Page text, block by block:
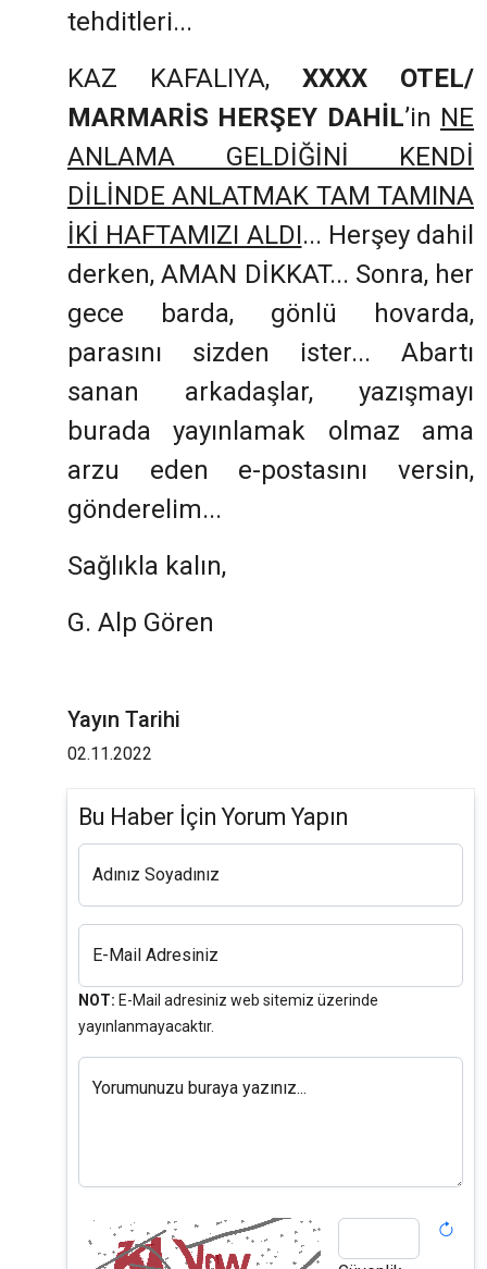
tehditleri...
KAZ KAFALIYA, XXXX OTEL/
MARMARİS HERŞEY DAHİL’in NE
ANLAMA GELDİĞİNİ KENDİ
DİLİNDE ANLATMAK TAM TAMINA
İKİ HAFTAMIZI ALDI... Herşey dahil
derken, AMAN DİKKAT... Sonra, her
gece barda, gönlü hovarda,
parasını sizden ister... Abartı
sanan arkadaşlar, yazışmayı
burada yayınlamak olmaz ama
arzu eden e-postasını versin,
gönderelim...
Sağlıkla kalın,
G. Alp Gören
Yayın Tarihi
02.11.2022
Bu Haber İçin Yorum Yapın
Adınız Soyadınız
E-Mail Adresiniz
NOT: E-Mail adresiniz web sitemiz üzerinde
yayınlanmayacaktır.
Yorumunuzu buraya yazınız...